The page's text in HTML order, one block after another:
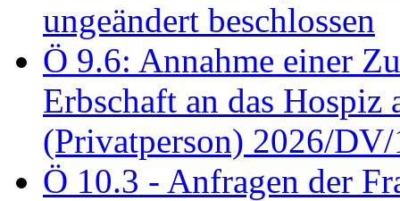
ungeändert beschlossen
Ö 9.6: Annahme einer
Erbschaft an das
(Privatperson) 2026/DV/
Ö 10.3 - Anfragen der